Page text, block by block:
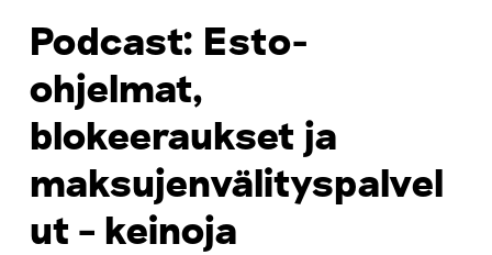
Podcast: Esto-
ohjelmat,
blokeeraukset ja
maksujenvälityspalvel
ut – keinoja